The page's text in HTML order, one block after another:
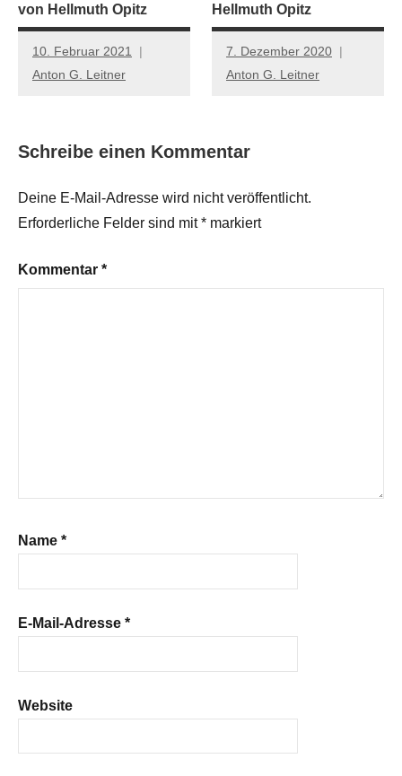
von Hellmuth Opitz
10. Februar 2021
Anton G. Leitner
Hellmuth Opitz
7. Dezember 2020
Anton G. Leitner
Schreibe einen Kommentar
Deine E-Mail-Adresse wird nicht veröffentlicht.
Erforderliche Felder sind mit* markiert
Kommentar *
Name *
E-Mail-Adresse *
Website